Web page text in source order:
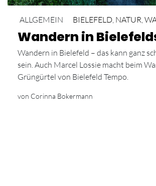
ALLGEMEIN BIELEFELD NATUR
Wandern in
Wandern in Bielefeld – das kann ganz
sein. Auch Marcel Lossie macht beim
Grüngürtel von Bielefeld Tempo.
von Corinna Bokermann